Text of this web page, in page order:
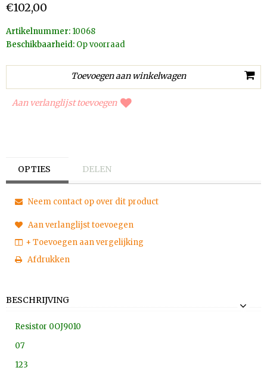
€102,00
Artikelnummer: 10068
Beschikbaarheid: Op voorraad
Aan verlanglijst toevoegen
OPTIES DELEN
Neem contact op over dit product
Aan verlanglijst toevoegen
+ Toevoegen aan vergelijking
Afdrukken
BESCHRIJVING
Resistor 0OJ9010
07
123